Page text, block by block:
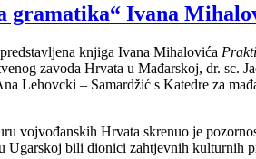
gramatika“ Ivana
knjiga Ivana Mihalovića
zavoda Hrvata u Mađarskoj, dr. sc.
Lehovcki – Samardžić s Katedre za
vojvođanskih Hrvata skrenuo je
bili dionici zahtjevnih kulturnih